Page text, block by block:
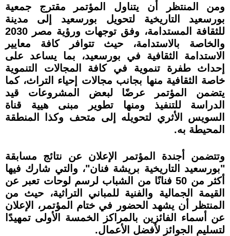
ومن المنتظر أن يتناول المؤتمر مقترج جمعية
بورسعيد التاريخية لتحويل بورسعيد إلى مدينة
للثقافة المستدامة، وفق توجهات ورؤية مصر 2030
والخاصة بالاستدامة، حيث تتوافر كافة معايير
الاستدامة الثقافية في بورسعيد، بما يساعد على
إحداث طفرة تنموية في كافة المجالات التنموية
خاصة الثقافية منها بجانب مجالات إحياء التراث، كما
يتضمن المؤتمر عرضًا لبعض المشروعات قيد
الدراسة للتنفيذ ومنها تطوير مبنى هيية قناة
السويس الأثري لتحويله إلى متحف وكذا المنطقة
المحيطة به.
وتتضمن أجندة المؤتمر الإعلان عن نتائج مسابقة
"بورسعيد التاريخية بريشة فنان"، والتي شارك فيها
أكثر من 50 فنانًا من الشباب لرسم لوحات تعبر عن
القيمة الجمالية والفنية للمباني التراثية، حيث من
المنتظر أن يشهد الحضور في ختام المؤتمر، الإعلان
عن أسماء الفائزين بالمراكز الخمسة الأولى تمهيدًا
لتسليم الجوائز لأفضل الأعمال.